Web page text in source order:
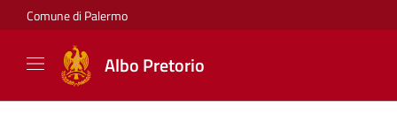
Comune di Palermo
Albo Pretorio